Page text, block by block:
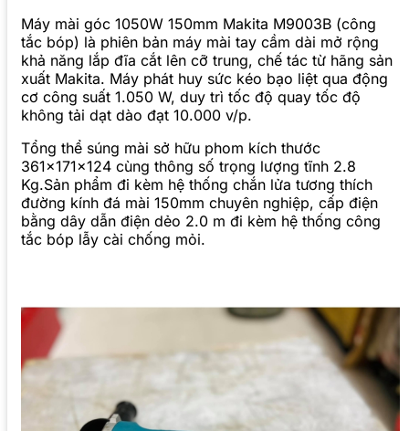
Máy mài góc 1050W 150mm Makita M9003B (công
tắc bóp) là phiên bản máy mài tay cầm dài mở rộng
khả năng lắp đĩa cắt lên cỡ trung, chế tác từ hãng sản
xuất Makita. Máy phát huy sức kéo bạo liệt qua động
cơ công suất 1.050 W, duy trì tốc độ quay tốc độ
không tải dạt dào đạt 10.000 v/p.
Tổng thể súng mài sở hữu phom kích thước
361x171x124 cùng thông số trọng lượng tĩnh 2.8
Kg.Sản phẩm đi kèm hệ thống chắn lửa tương thích
đường kính đá mài 150mm chuyên nghiệp, cấp điện
bằng dây dẫn điện dẻo 2.0 m đi kèm hệ thống công
tắc bóp lẫy cài chống mỏi.